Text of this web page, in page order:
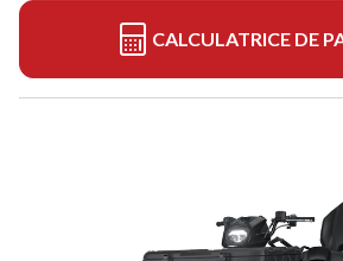
CALCULATRICE DE